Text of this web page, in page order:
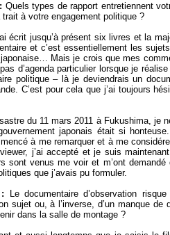
Quels types de rapport entretiennent
à votre engagement politique ?
écrit jusqu’à présent six livres et la
et c’est essentiellement les
Mais je crois que mes
d’agenda particulier lorsque je
politique – là je deviendrais un
C’est pour cela que j’ai toujours
du 11 mars 2011 à Fukushima, je
japonais était si
à me remarquer et à me
j’ai accepté et je suis
sont venus me voir et m’ont
que j’avais pu formuler.
Le documentaire d’observation
sujet ou, à l’inverse, d’un manque
dans la salle de montage ?